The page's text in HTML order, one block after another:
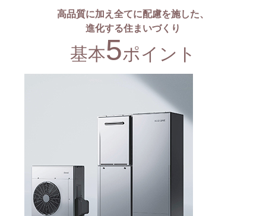
高品質に加え全てに配慮を施した、
進化する住まいづくり
基本5ポイント